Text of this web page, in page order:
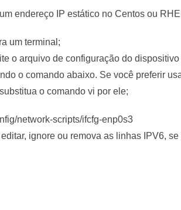
endereço IP estático no Centos ou
um terminal;
o arquivo de configuração do
o comando abaixo. Se você preferir
o comando vi por ele;
network-scripts/ifcfg-enp0s3
ignore ou remova as linhas IPV6,